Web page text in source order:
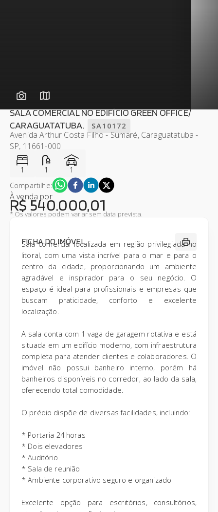
SALA COMERCIAL NO EDIFÍCIO GREEN OFFICE/
CARAGUATATUBA.
SA10172
Avenida Arthur Costa Filho - Sumaré, Caraguatatuba -
SP, 11661-000
1 1
1
Compartilhe:
À venda por
R$ 540.000,01
* Os valores podem variar sem data prevista.
FICHA DO IMÓVEL
Sala comercial localizada em região privilegiada no
litoral, com uma vista incrível para o mar e para o
centro da cidade, proporcionando um ambiente
agradável e inspirador para o seu negócio. O
espaço é ideal para profissionais e empresas que
buscam praticidade, conforto e excelente
localização.
A sala conta com 1 vaga de garagem rotativa e está
situada em um edifício moderno, com infraestrutura
completa para atender clientes e colaboradores. O
imóvel não possui banheiro interno, porém há
banheiros disponíveis no corredor, ao lado da sala,
oferecendo total comodidade.
O prédio dispõe de diversas facilidades, incluindo:
* Portaria 24 horas
* Dois elevadores
* Auditório
* Sala de reunião
* Ambiente corporativo seguro e organizado
Excelente opção para escritórios, consultórios,